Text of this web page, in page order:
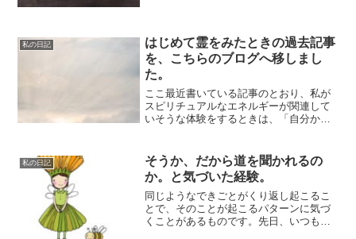
私の日記
はじめて霊をみたときの過去記事
を、こちらのブログへ移しまし
た。
ここ最近書いている記事のとおり、私が
スピリチュアルなエネルギーが関連して
いそうな体験をするときは、「自分か
私の日記
そうか、だから道を聞かれるの
か。と気づいた経験。
同じようなできごとがくり返し起こるこ
とで、そのことが起こるパターンに気づ
くことがあるものです。先日、いつもい